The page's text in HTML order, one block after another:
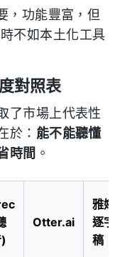
，功能豐富，但
不如本土化工具
對照表
了市場上代表性
於： 能不能聽懂
時間 。
Otter.ai
雅婷
逐字
稿